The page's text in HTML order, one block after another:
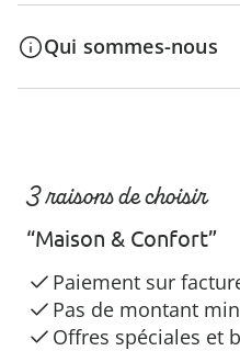
Qui sommes-nous
3 raisons de choisir
“Maison & Confort”
Paiement sur
Pas de montant
Offres spéciales et